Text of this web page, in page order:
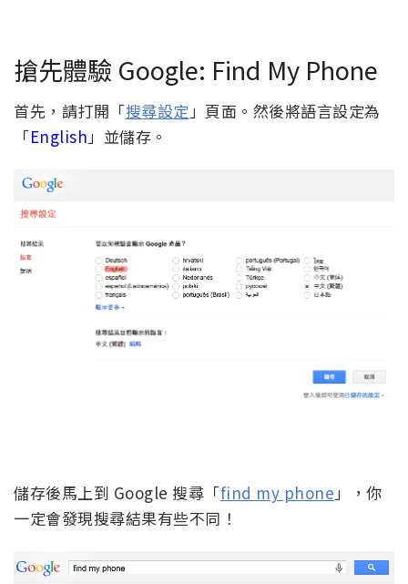
搶先體驗 Google: Find My Phone
首先，請打開「搜尋設定 」頁面。然後將語言設定為
「English 」並儲存。
儲存後馬上到 Google 搜尋「find my phone」，你
一定會發現搜尋結果有些不同！